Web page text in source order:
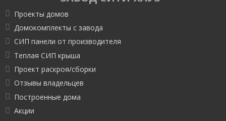
Проекты домов
Домокомплекты с завода
СИП панели от производителя
Теплая СИП крыша
Проект раскроя/сборки
Отзывы владельцев
Построенные дома
Акции